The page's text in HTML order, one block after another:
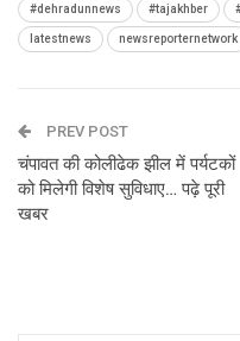
#dehradunnews #tajakhber
latestnews newsreporternetwork
PREV POST
चंपावत की कोलीढेक झील में पर्यटकों
को मिलेगी विशेष सुविधाए… पढ़े पूरी
खबर